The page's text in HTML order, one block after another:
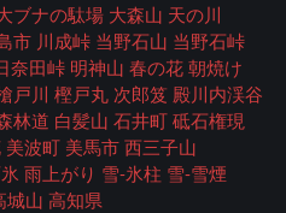
ブナの駄場 大森山 天の川
市 川成峠 当野石山 当野石峠
奈田峠 明神山 春の花 朝焼け
戸川 樫戸丸 次郎笈 殿川内渓谷
林道 白髪山 石井町 砥石権現
美波町 美馬市 西三子山
雨上がり 雪-氷柱 雪-雪煙
城山 高知県